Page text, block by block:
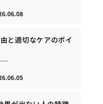
と適切なケアのポイ